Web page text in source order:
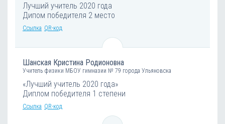
Лучший учитель 2020 года
Дипом победителя 2 место
Ссылка QR-код
Шанская Кристина Родионовна
Учитель физики МБОУ гимназии № 79 города Ульяновска
«Лучший учитель 2020 года»
Диплом победителя 1 степени
Ссылка QR-код